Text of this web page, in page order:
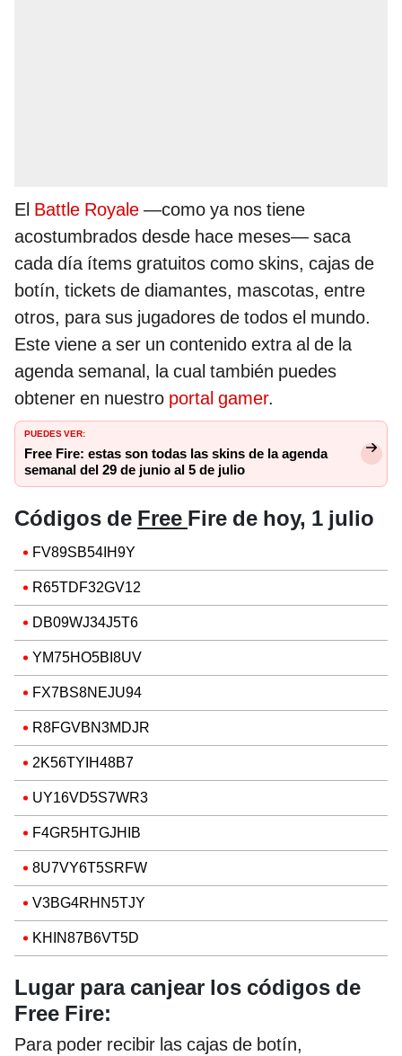
El Battle Royale —como ya nos tiene
acostumbrados desde hace meses— saca
cada día ítems gratuitos como skins, cajas de
botín, tickets de diamantes, mascotas, entre
otros, para sus jugadores de todos el mundo.
Este viene a ser un contenido extra al de la
agenda semanal, la cual también puedes
obtener en nuestro portal gamer.
PUEDES VER:
Free Fire: estas son todas las skins de la agenda
semanal del 29 de junio al 5 de julio
Códigos de Free Fire de hoy, 1 julio
FV89SB54IH9Y
R65TDF32GV12
DB09WJ34J5T6
YM75HO5BI8UV
FX7BS8NEJU94
R8FGVBN3MDJR
2K56TYIH48B7
UY16VD5S7WR3
F4GR5HTGJHIB
8U7VY6T5SRFW
V3BG4RHN5TJY
KHIN87B6VT5D
Lugar para canjear los códigos de
Free Fire:
Para poder recibir las cajas de botín,